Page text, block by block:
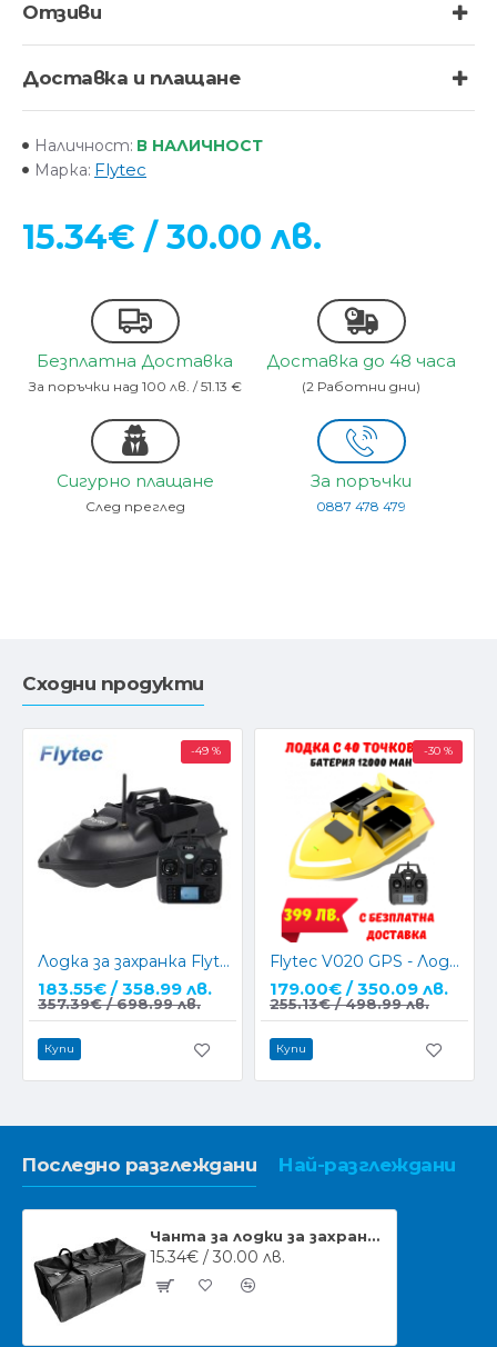
Отзиви
Доставка и плащане
Наличност: В НАЛИЧНОСТ
Марка: Flytec
15.34€ / 30.00 лв.
Безплатна Доставка
За поръчки над 100 лв. / 51.13 €
Доставка до 48 часа
(2 Работни дни)
Сигурно плащане
След преглед
За поръчки
0887 478 479
Сходни продукти
-49 %
Лодка за захранка Flytec V010 GPS - 16 точки
183.55€ / 358.99 лв.
357.39€ / 698.99 лв.
Купи
-30 %
Flytec V020 GPS - Лодка за захранка с GPS и автоматично връщане
179.00€ / 350.09 лв.
255.13€ / 498.99 лв.
Купи
Последно разглеждани Най-разглеждани
Чанта за лодки за захранка с Размери 50/26/16см
15.34€ / 30.00 лв.